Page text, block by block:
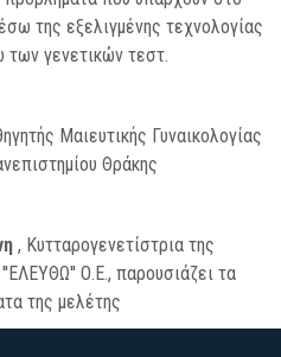
της εξελιγμένης τεχνολογίας
των γενετικών τεστ.
Μαιευτικής Γυναικολογίας
Θράκης
, Κυτταρογενετίστρια της
Ο.Ε., παρουσιάζει τα
της μελέτης